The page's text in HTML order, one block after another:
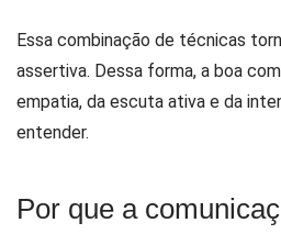
Essa combinação de técnicas
assertiva. Dessa forma, a boa
empatia, da escuta ativa e da
entender.
Por que a